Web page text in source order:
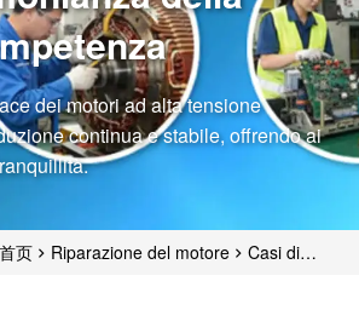
dei motori ad alta tensione
continua e stabile, offrendo ai
首页 Riparazione del motore
Casi di